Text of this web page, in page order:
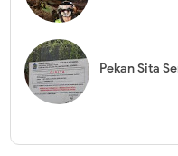
Pekan Sita